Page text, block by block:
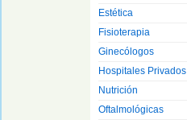
Estética
Fisioterapia
Ginecólogos
Hospitales Privados
Nutrición
Oftalmológicas